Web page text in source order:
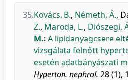
35.Kovács, B., Németh, Á.,
Z., Maroda, L., Diószegi,
M.: A lipidanyagcsere
vizsgálata felnőtt
esetén adatbányászati
Hyperton. nephrol. 28 (1),